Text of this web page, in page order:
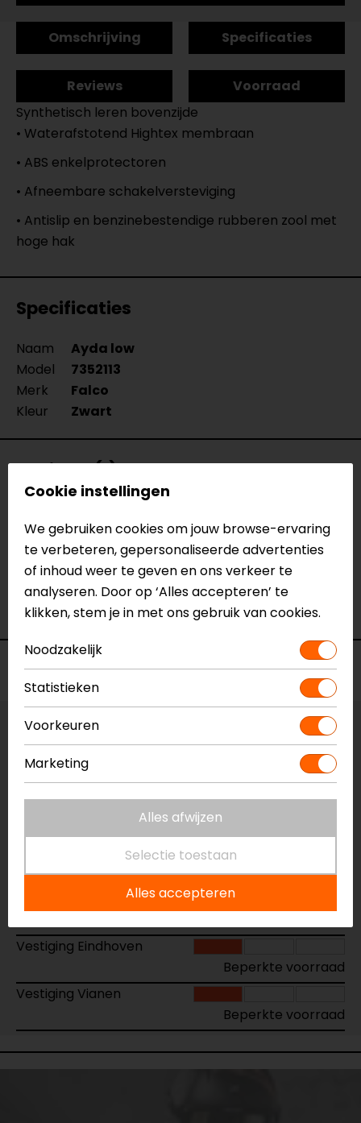
Omschrijving Specificaties
Reviews
Voorraad
Synthetisch leren bovenzijde
• Waterafstotend Hightex membraan
• ABS enkelprotectoren
• Afneembare schakelversteviging
• Antislip en benzinebestendige rubberen zool met
hoge hak
Specificaties
Naam
Ayda low
Model
7352113
Merk
Falco
Kleur
Zwart
Reviews (1)
29-08-2022
geen toelichting gegeven
- Louro
Voorraad
Maat:36
Laatst beschikbare maat!
Vestiging Apeldoorn
Niet op voorraad
Vestiging Capelle a/d IJssel
Vestiging Eindhoven
Beperkte voorraad
Vestiging Vianen
Beperkte voorraad
Cookie instellingen
We gebruiken cookies om jouw browse-ervaring
te verbeteren, gepersonaliseerde advertenties
of inhoud weer te geven en ons verkeer te
analyseren. Door op ‘Alles accepteren’ te
klikken, stem je in met ons gebruik van cookies.
Noodzakelijk
Statistieken
Voorkeuren
Marketing
Alles afwijzen
Selectie toestaan
Alles accepteren